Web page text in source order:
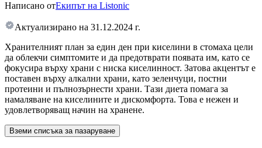
Написано отЕкипът на Listonic
Актуализирано на 31.12.2024 г.
Хранителният план за един ден при киселини в стомаха цели
да облекчи симптомите и да предотврати появата им, като се
фокусира върху храни с ниска киселинност. Затова акцентът е
поставен върху алкални храни, като зеленчуци, постни
протеини и пълнозърнести храни. Тази диета помага за
намаляване на киселините и дискомфорта. Това е нежен и
удовлетворяващ начин на хранене.
Вземи списъка за пазаруване